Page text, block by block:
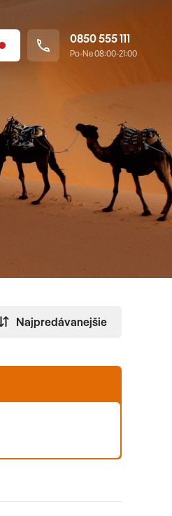
0850 555 111
Po-Ne 08:00-21:00
Najpredávanejšie